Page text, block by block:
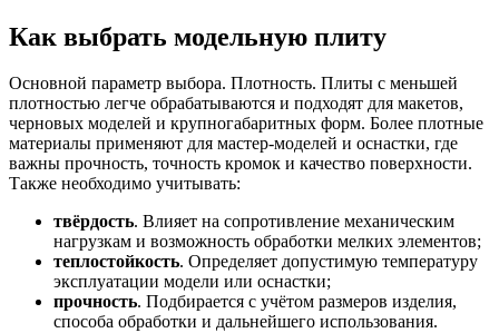
Как выбрать модельную плиту
Основной параметр выбора. Плотность. Плиты с меньшей
плотностью легче обрабатываются и подходят для макетов,
черновых моделей и крупногабаритных форм. Более плотные
материалы применяют для мастер-моделей и оснастки, где
важны прочность, точность кромок и качество поверхности.
Также необходимо учитывать:
твёрдость. Влияет на сопротивление механическим
нагрузкам и возможность обработки мелких элементов;
теплостойкость. Определяет допустимую температуру
эксплуатации модели или оснастки;
прочность. Подбирается с учётом размеров изделия,
способа обработки и дальнейшего использования.